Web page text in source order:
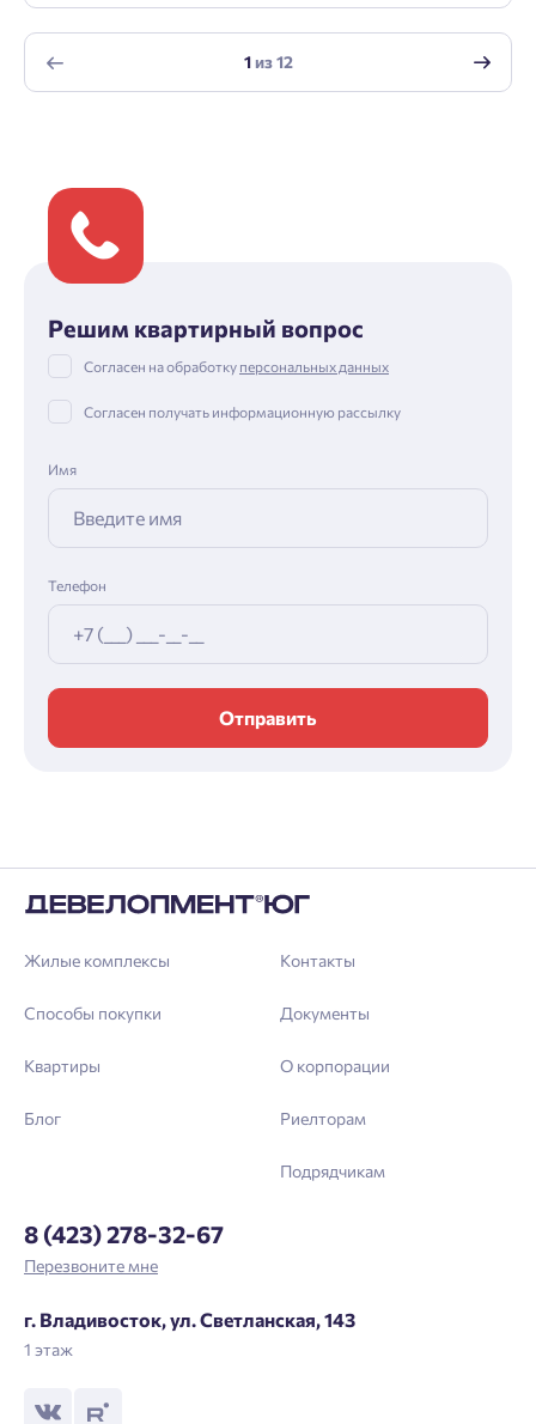
1из12
Решим квартирный вопрос
Согласен на обработку персональных данных
Согласен получать информационную рассылку
Имя
Телефон
Отправить
Жилые комплексы
Способы покупки
Квартиры
Блог
Контакты
Документы
О корпорации
Риелторам
Подрядчикам
8 (423) 278-32-67
Перезвоните мне
г. Владивосток, ул. Светланская, 143
1 этаж